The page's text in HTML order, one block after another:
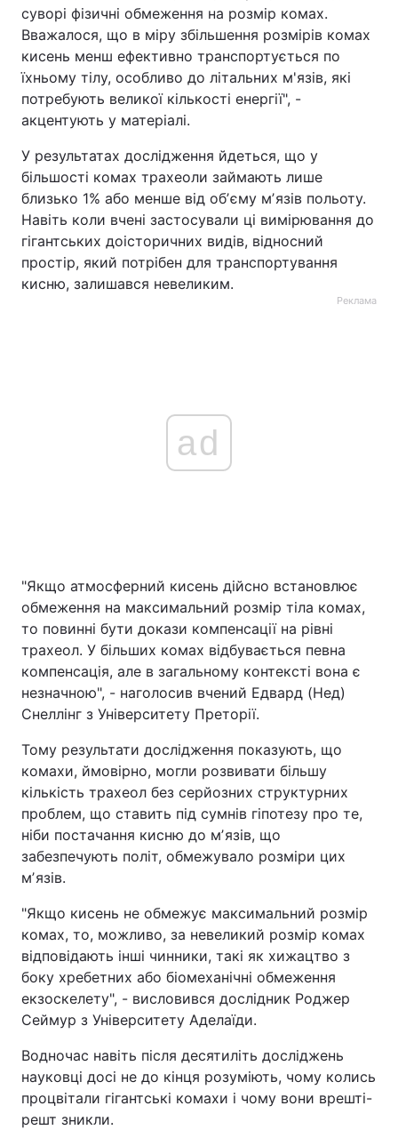
суворі фізичні обмеження на розмір комах.
Вважалося, що в міру збільшення розмірів комах
кисень менш ефективно транспортується по
їхньому тілу, особливо до літальних м'язів, які
потребують великої кількості енергії", -
акцентують у матеріалі.
У результатах дослідження йдеться, що у
більшості комах трахеоли займають лише
близько 1% або менше від обʼєму мʼязів польоту.
Навіть коли вчені застосували ці вимірювання до
гігантських доісторичних видів, відносний
простір, який потрібен для транспортування
кисню, залишався невеликим.
Реклама
ad
"Якщо атмосферний кисень дійсно встановлює
обмеження на максимальний розмір тіла комах,
то повинні бути докази компенсації на рівні
трахеол. У більших комах відбувається певна
компенсація, але в загальному контексті вона є
незначною", - наголосив вчений Едвард (Нед)
Снеллінг з Університету Преторії.
Тому результати дослідження показують, що
комахи, ймовірно, могли розвивати більшу
кількість трахеол без серйозних структурних
проблем, що ставить під сумнів гіпотезу про те,
ніби постачання кисню до мʼязів, що
забезпечують політ, обмежувало розміри цих
мʼязів.
"Якщо кисень не обмежує максимальний розмір
комах, то, можливо, за невеликий розмір комах
відповідають інші чинники, такі як хижацтво з
боку хребетних або біомеханічні обмеження
екзоскелету", - висловився дослідник Роджер
Сеймур з Університету Аделаїди.
Водночас навіть після десятиліть досліджень
науковці досі не до кінця розуміють, чому колись
процвітали гігантські комахи і чому вони врешті-
решт зникли.